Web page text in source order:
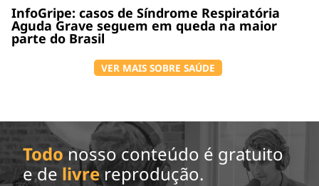
InfoGripe: casos de Síndrome Respiratória
Aguda Grave seguem em queda na maior
parte do Brasil
VER MAIS SOBRE SAÚDE
Todo nosso conteúdo é gratuito
e de livrereprodução.